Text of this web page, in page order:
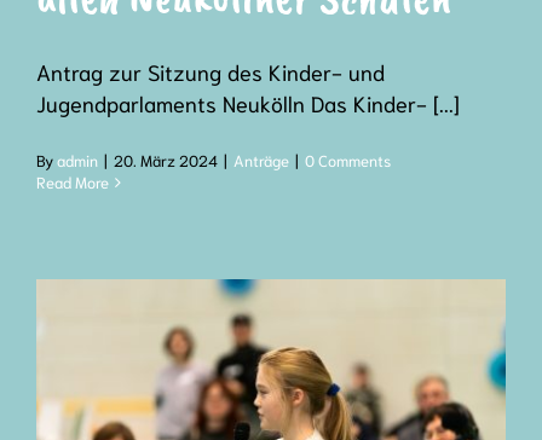
Antrag zur Sitzung des Kinder- und
Jugendparlaments Neukölln Das Kinder- [...]
Byadmin | 20. März 2024 | Anträge | 0 Comments
Read More